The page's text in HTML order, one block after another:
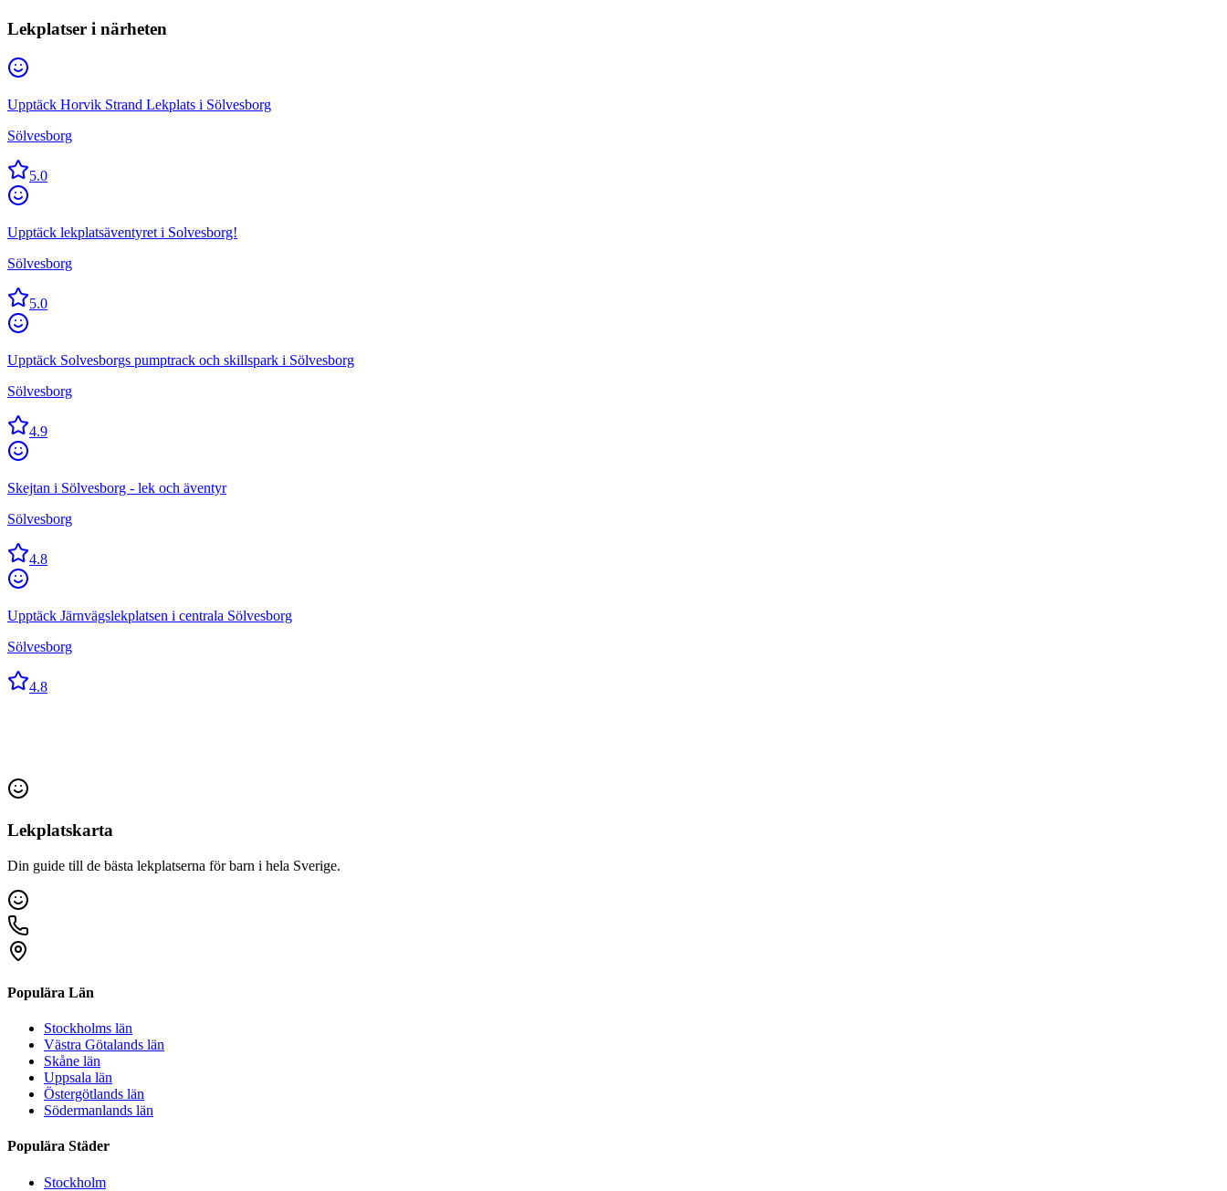
Lekplatser i närheten
Upptäck Horvik Strand Lekplats i Sölvesborg
Sölvesborg
5.0
Upptäck lekplatsäventyret i Solvesborg!
Sölvesborg
5.0
Upptäck Solvesborgs pumptrack och skillspark i Sölvesborg
Sölvesborg
4.9
Skejtan i Sölvesborg - lek och äventyr
Sölvesborg
4.8
Upptäck Järnvägslekplatsen i centrala Sölvesborg
Sölvesborg
4.8
Lekplatskarta
Din guide till de bästa lekplatserna för barn i hela Sverige.
Populära Län
Stockholms län
Västra Götalands län
Skåne län
Uppsala län
Östergötlands län
Södermanlands län
Populära Städer
Stockholm